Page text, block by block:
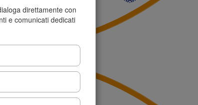
direttamente con
e comunicati dedicati